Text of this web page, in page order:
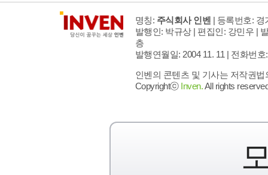
명칭: 주식회사 인벤 | 등록번호: 경
발행인: 박규상 | 편집인: 강민우 |
층
발행연월일: 2004 11. 11 | 전화번호
인벤의 콘텐츠 및 기사는 저작권
Copyrightⓒ Inven.All rights